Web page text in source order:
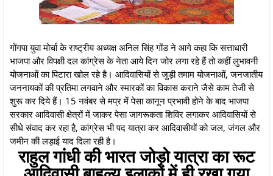
गोंगपा युवा मोर्चा के राष्ट्रीय अध्यक्ष अनिल सिंह गोंड ने आगे कहा कि सत्ताधारी
भाजपा और विपक्षी दल कांग्रेस के नेता आये दिन जोर लगा रहे हैं तो कहीं लुभावनी
योजनाओं का पिटारा खोल रहे है। आदिवासियों से जुड़ी तमाम योजनाओं, जनजातीय
जननायकों की प्रतिमा लगवाने और स्मारकों का विकास कराने जैसे काम तेजी से
शुरू कर दिये हैं। 15 नवंबर से मप्र में पेसा कानून प्रभावी होने के बाद भाजपा
सरकार आदिवासी क्षेत्रों में जाकर पेसा जागरूकता शिविर लगाकर आदिवासियों से
सीधे संवाद कर रहा है, कांग्रेस भी पद यात्रा कर आदिवासीयों को जल, जंगल और
जमीन की लड़ाई याद दिला रही है।
राहुल गांधी की भारत जोड़ो यात्रा का रूट